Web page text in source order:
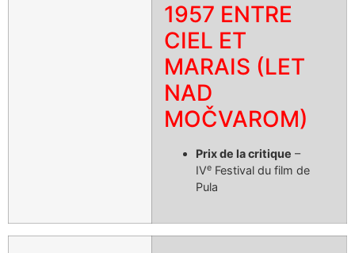
1957 ENTRE
CIEL ET
MARAIS (LET
NAD
MOČVAROM)
Prix de la critique –
IVe Festival du film de
Pula